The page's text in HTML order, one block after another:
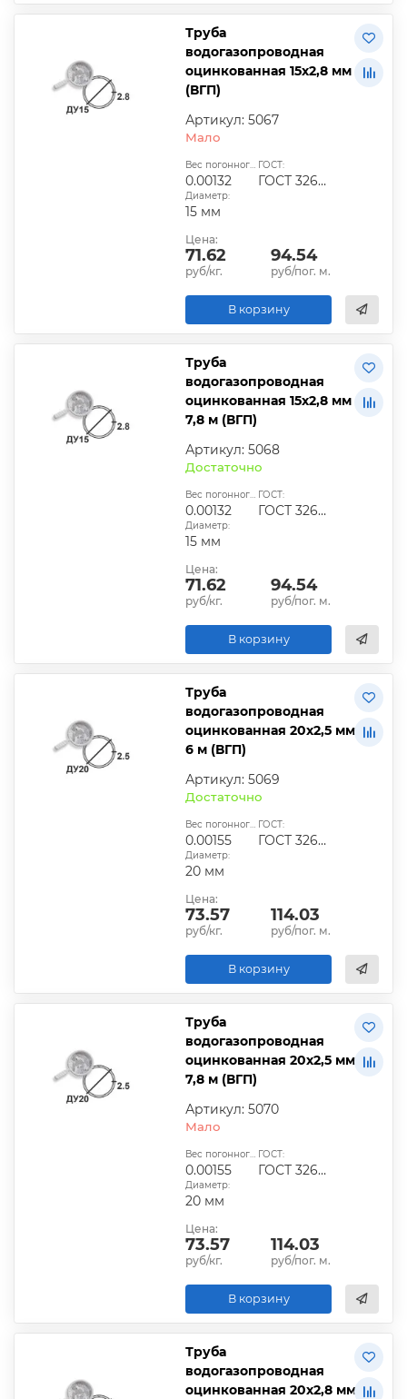
Труба
водогазопроводная
оцинкованная 15х2,8 мм
(ВГП)
Артикул: 5067
Мало
Вес погонного метра, т.:
0.00132
ГОСТ:
ГОСТ 3262-75
Диаметр:
15 мм
Цена:
71.62
руб/кг.
94.54
руб/пог. м.
В корзину
Труба
водогазопроводная
оцинкованная 15х2,8 мм
7,8 м (ВГП)
Артикул: 5068
Достаточно
Вес погонного метра, т.:
0.00132
ГОСТ:
ГОСТ 3262-75
Диаметр:
15 мм
Цена:
71.62
руб/кг.
94.54
руб/пог. м.
В корзину
Труба
водогазопроводная
оцинкованная 20х2,5 мм
6 м (ВГП)
Артикул: 5069
Достаточно
Вес погонного метра, т.:
0.00155
ГОСТ:
ГОСТ 3262-75
Диаметр:
20 мм
Цена:
73.57
руб/кг.
114.03
руб/пог. м.
В корзину
Труба
водогазопроводная
оцинкованная 20х2,5 мм
7,8 м (ВГП)
Артикул: 5070
Мало
Вес погонного метра, т.:
0.00155
ГОСТ:
ГОСТ 3262-75
Диаметр:
20 мм
Цена:
73.57
руб/кг.
114.03
руб/пог. м.
В корзину
Труба
водогазопроводная
оцинкованная 20х2,8 мм